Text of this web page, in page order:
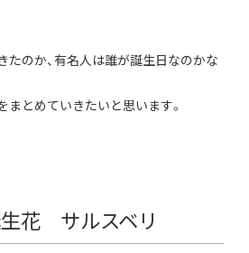
たのか、有名人は誰が誕生日なのかな
まとめていきたいと思います。
花 サルスベリ